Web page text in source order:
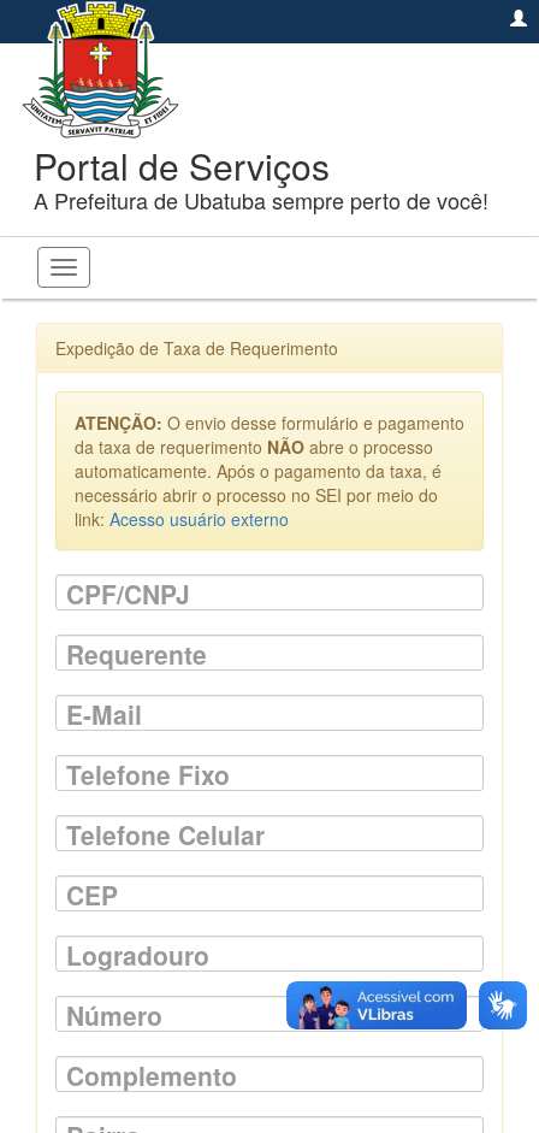
Portal de Serviços
A Prefeitura de Ubatuba sempre perto de você!
Toggle
navigation
Expedição de Taxa de Requerimento
ATENÇÃO: O envio desse formulário e pagamento
da taxa de requerimento NÃO abre o processo
automaticamente. Após o pagamento da taxa, é
necessário abrir o processo no SEI por meio do
link: Acesso usuário externo
CPF/CNPJ
Requerente
E-Mail
Telefone Fixo
Telefone Celular
CEP
Logradouro
Número
Complemento